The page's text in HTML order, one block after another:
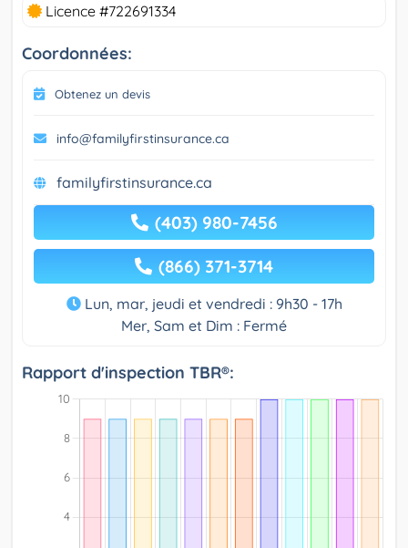
Licence #722691334
Coordonnées:
Obtenez un devis
info@familyfirstinsurance.ca
familyfirstinsurance.ca
(403) 980-7456
(866) 371-3714
Lun, mar, jeudi et vendredi : 9h30 - 17h
Mer, Sam et Dim : Fermé
Rapport d'inspection TBR®: